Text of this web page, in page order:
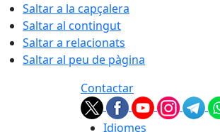
Saltar a la capçalera
Saltar al contingut
Saltar a relacionats
Saltar al peu de pàgina
Contactar
Idiomes